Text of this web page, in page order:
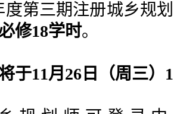
度第三期注册城乡规
修18学时。
于11月26日（周三）